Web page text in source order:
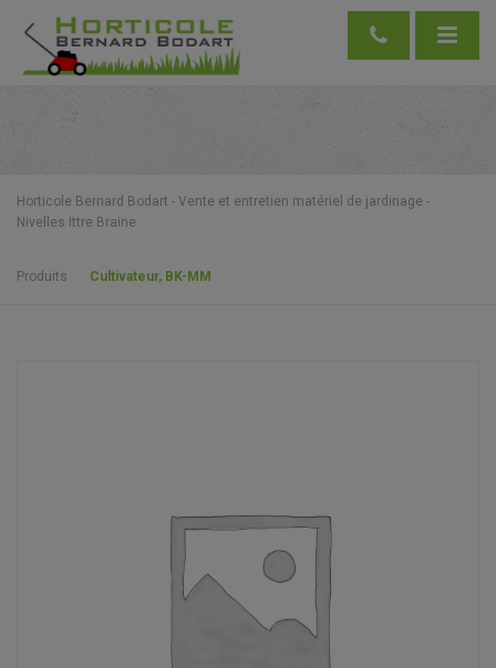
Horticole Bernard Bodart - Vente et entretien matériel de jardinage -
Nivelles Ittre Braine
Produits Cultivateur, BK-MM